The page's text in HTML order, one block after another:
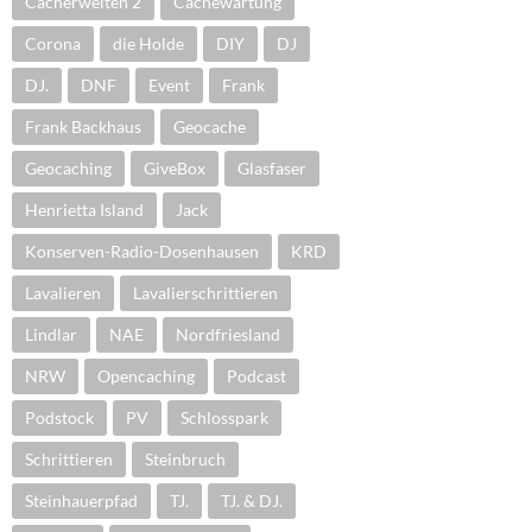
Corona die Holde DIY DJ
DJ. DNF Event Frank
Frank Backhaus Geocache
Geocaching GiveBox Glasfaser
Henrietta Island Jack
Konserven-Radio-Dosenhausen KRD
Lavalieren Lavalierschrittieren
Lindlar NAE Nordfriesland
NRW Opencaching Podcast
Podstock PV Schlosspark
Schrittieren Steinbruch
Steinhauerpfad TJ. TJ. & DJ.